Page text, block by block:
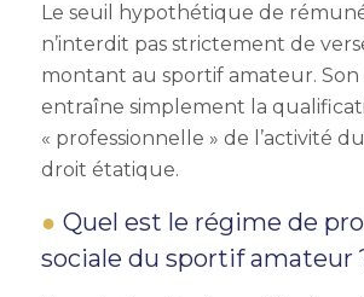
Le seuil hypothétique de
n’interdit pas strictement de
montant au sportif amateur. Son
entraîne simplement la
« professionnelle » de l’activité
droit étatique.
Quel est le régime de
sociale du sportif amateur